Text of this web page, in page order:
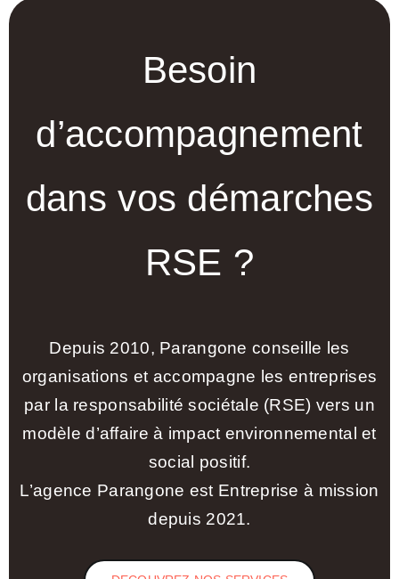
Besoin
d’accompagnement
dans vos démarches
RSE ?
Depuis 2010, Parangone conseille les
organisations et accompagne les entreprises
par la responsabilité sociétale (RSE) vers un
modèle d’affaire à impact environnemental et
social positif.
L’agence Parangone est Entreprise à mission
depuis 2021.